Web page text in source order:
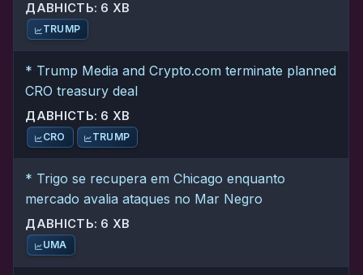
ДАВНІСТЬ: 6 ХВ
TRUMP
* Trump Media and Crypto.com terminate planned
CRO treasury deal
ДАВНІСТЬ: 6 ХВ
CRO TRUMP
* Trigo se recupera em Chicago enquanto
mercado avalia ataques no Mar Negro
ДАВНІСТЬ: 6 ХВ
UMA